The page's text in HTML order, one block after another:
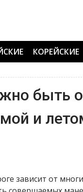
КОРЕЙСКИЕ
быть
и
зависит от